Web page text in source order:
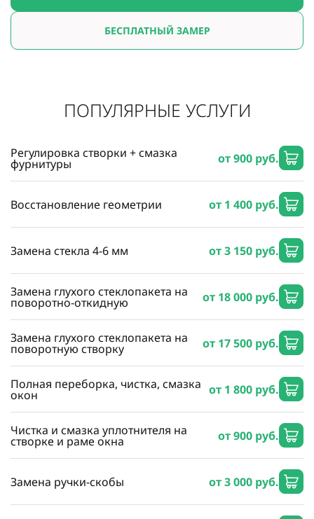
БЕСПЛАТНЫЙ ЗАМЕР
ПОПУЛЯРНЫЕ УСЛУГИ
Регулировка створки + смазка
фурнитуры от 900 руб.
Восстановление геометрии от 1 400 руб.
Замена стекла 4-6 мм от 3 150 руб.
Замена глухого стеклопакета на
поворотно-откидную от 18 000 руб.
Замена глухого стеклопакета на
поворотную створку от 17 500 руб.
Полная переборка, чистка, смазка
окон от 1 800 руб.
Чистка и смазка уплотнителя на
створке и раме окна от 900 руб.
Замена ручки-скобы от 3 000 руб.